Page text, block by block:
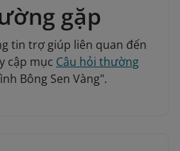
gặp
tin trợ giúp liên quan đến
cập mục Câu hỏi thường
Bông Sen Vàng".